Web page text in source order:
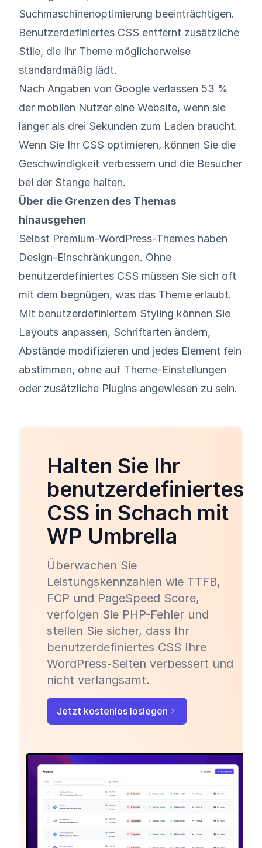
Suchmaschinenoptimierung beeinträchtigen.
Benutzerdefiniertes CSS entfernt zusätzliche
Stile, die Ihr Theme möglicherweise
standardmäßig lädt.
Nach Angaben von Google verlassen 53 %
der mobilen Nutzer eine Website, wenn sie
länger als drei Sekunden zum Laden braucht.
Wenn Sie Ihr CSS optimieren, können Sie die
Geschwindigkeit verbessern und die Besucher
bei der Stange halten.
Über die Grenzen des Themas
hinausgehen
Selbst Premium-WordPress-Themes haben
Design-Einschränkungen. Ohne
benutzerdefiniertes CSS müssen Sie sich oft
mit dem begnügen, was das Theme erlaubt.
Mit benutzerdefiniertem Styling können Sie
Layouts anpassen, Schriftarten ändern,
Abstände modifizieren und jedes Element fein
abstimmen, ohne auf Theme-Einstellungen
oder zusätzliche Plugins angewiesen zu sein.
Halten Sie Ihr
benutzerdefiniertes
CSS in Schach mit
WP Umbrella
Überwachen Sie
Leistungskennzahlen wie TTFB,
FCP und PageSpeed Score,
verfolgen Sie PHP-Fehler und
stellen Sie sicher, dass Ihr
benutzerdefiniertes CSS Ihre
WordPress-Seiten verbessert und
nicht verlangsamt.
Jetzt kostenlos loslegen